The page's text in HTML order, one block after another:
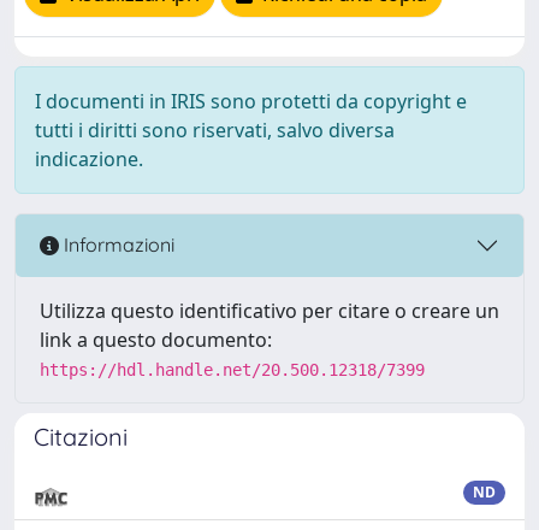
I documenti in IRIS sono protetti da copyright e
tutti i diritti sono riservati, salvo diversa
indicazione.
Informazioni
Utilizza questo identificativo per citare o creare un
link a questo documento:
https://hdl.handle.net/20.500.12318/7399
Citazioni
ND